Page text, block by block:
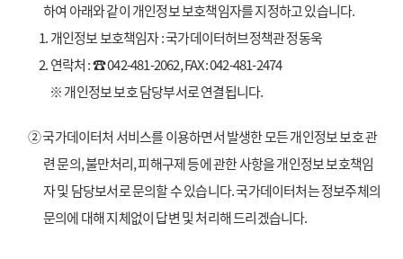
하여 아래와 같이 개인정보 보호책임자를 지정하고 있습니다.
1. 개인정보 보호책임자 : 국가데이터허브정책관 정동욱
2. 연락처 : ☎ 042-481-2062, FAX: 042-481-2474
※ 개인정보 보호 담당부서로 연결됩니다.
② 국가데이터처 서비스를 이용하면서 발생한 모든 개인정보 보호 관
련 문의, 불만처리, 피해구제 등에 관한 사항을 개인정보 보호책임
자 및 담당보서로 문의할 수 있습니다. 국가데이터처는 정보주체의
문의에 대해 지체없이 답변 및 처리해 드리겠습니다.